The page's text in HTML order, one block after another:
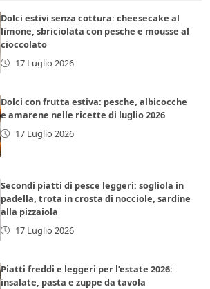
Dolci estivi senza cottura: cheesecake al
limone, sbriciolata con pesche e mousse al
cioccolato
17 Luglio 2026
Dolci con frutta estiva: pesche, albicocche
e amarene nelle ricette di luglio 2026
17 Luglio 2026
Secondi piatti di pesce leggeri: sogliola in
padella, trota in crosta di nocciole, sardine
alla pizzaiola
17 Luglio 2026
Piatti freddi e leggeri per l’estate 2026:
insalate, pasta e zuppe da tavola